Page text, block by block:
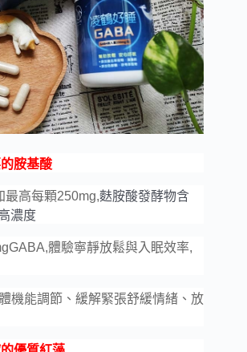
胺基酸
最高每顆250mg,麩胺酸發酵物含
濃度
,體驗寧靜放鬆與入 眠效率,
機能調節、緩解緊張舒緩情緒、放